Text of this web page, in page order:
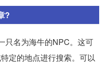
?
只名为海牛的NPC。这可
定的地点进行搜索。可以